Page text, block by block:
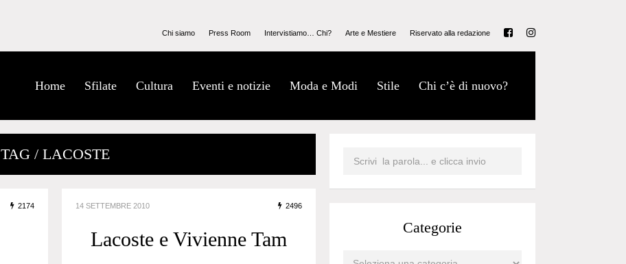
Chi siamo Press Room Intervistiamo… Chi? Arte e Mestiere Riservato alla redazione
Home Sfilate Cultura Eventi e notizie Moda e Modi Stile Chi c’è di nuovo?
TAG / LACOSTE
2174 14 SETTEMBRE 2010 2496
Lacoste e Vivienne Tam
Categorie